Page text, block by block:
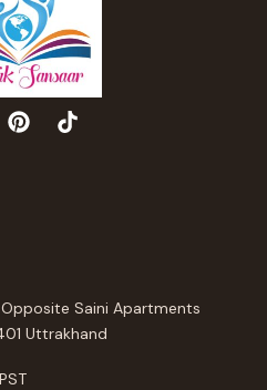
Saini Apartments
Uttrakhand